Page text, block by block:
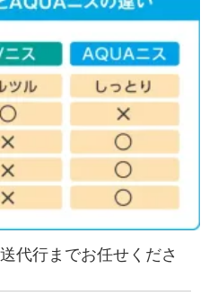
代行までお任せくださ